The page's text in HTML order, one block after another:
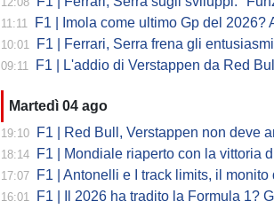
11:11 F1 | Imola come ultimo Gp del 2026? Antonelli o
10:01 F1 | Ferrari, Serra frena gli entusiasmi: "A fine
09:11 F1 | L'addio di Verstappen da Red Bull potrebbe far
Martedì 04 ago
19:10 F1 | Red Bull, Verstappen non deve
18:14 F1 | Mondiale riaperto con la vittoria di
17:07 F1 | Antonelli e I track limits, il monito di papà
16:01 F1 | Il 2026 ha tradito la Formula 1? Gasly: "Fin dai